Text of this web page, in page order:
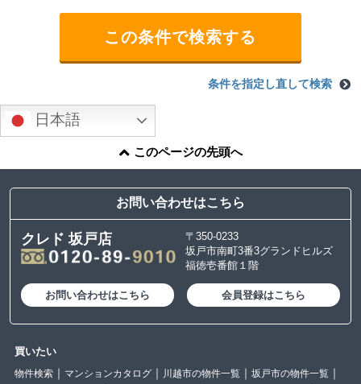
条件を指定し直して検索
日本語
このページの先頭へ
お問い合わせはこちら
クレド 坂戸店
〒350-0233
坂戸市南町3番3グランドヒルズ
福徳壱番館１階
お問い合わせはこちら 会員登録はこちら
買いたい
物件検索 マンションカタログ 川越市の物件一覧
坂戸市の物件一覧